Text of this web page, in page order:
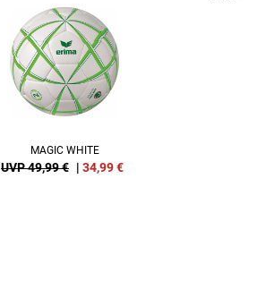
MAGIC WHITE
UVP 49,99 € | 34,99€